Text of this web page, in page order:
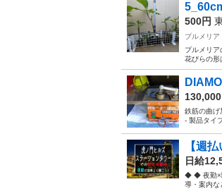
500円
プルメリア
プルメリ
花びらの形
鉄筋の曲げ
- 製品タイ
【週
日給
◆ ◆ 夜勤×
導・案内な